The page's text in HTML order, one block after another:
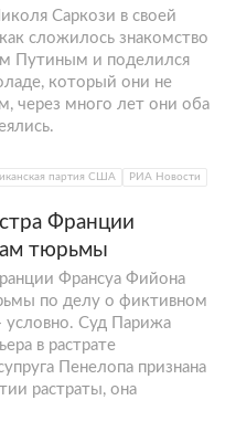
Саркози в своей
сложилось знакомство
Путиным и поделился
который они не
через много лет они оба
партия США РИА Новости
Франции
тюрьмы
Франсуа Фийона
по делу о фиктивном
условно. Суд Парижа
в растрате
Пенелопа признана
растраты, она